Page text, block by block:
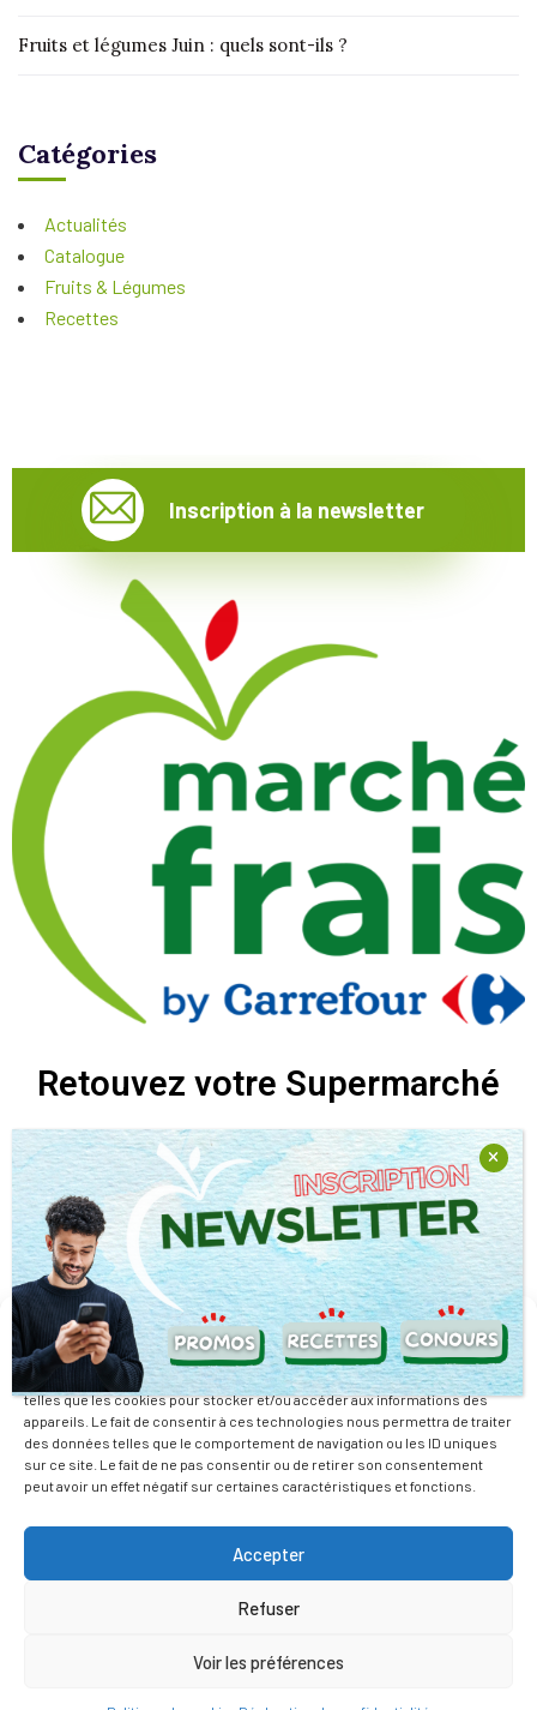
Gérer le consentement
Pour offrir les meilleures expériences, nous utilisons des technologies
telles que les cookies pour stocker et/ou accéder aux informations des
appareils. Le fait de consentir à ces technologies nous permettra de traiter
des données telles que le comportement de navigation ou les ID uniques
sur ce site. Le fait de ne pas consentir ou de retirer son consentement
peut avoir un effet négatif sur certaines caractéristiques et fonctions.
Accepter
Refuser
Voir les préférences
Fruits et légumes Juin : quels sont-ils ?
Catégories
Actualités
Catalogue
Fruits & Légumes
Recettes
Inscription à la newsletter
Retouvez votre Supermarché
Retrouvez nous sur nos réseaux sociaux
Nous travaillons avec la passion de relever des défis pour vous
offrir la possibilité de mieux manger tout en dépensant moins.
En savoir plus
Mentions Légales
Actualité
Promotions
Notre Entreprise